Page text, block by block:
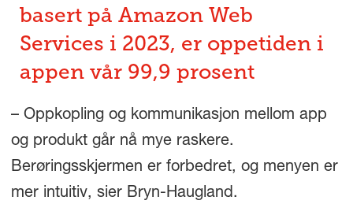
basert på Amazon Web
Services i 2023, er oppetiden i
appen vår 99,9 prosent
– Oppkopling og kommunikasjon mellom app
og produkt går nå mye raskere.
Berøringsskjermen er forbedret, og menyen er
mer intuitiv, sier Bryn-Haugland.